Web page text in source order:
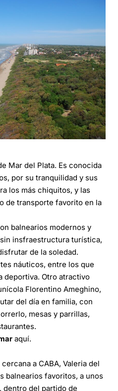
Mar del Plata. Es conocida
por su tranquilidad y sus
los más chiquitos, y las
de transporte favorito en la
balnearios modernos y
insfraestructura turística,
de la soledad.
náuticos, entre los que
deportiva. Otro atractivo
Florentino Ameghino,
del día en familia, con
mesas y parrillas,
aquí.
a CABA, Valeria del
balnearios favoritos, a unos
dentro del partido de